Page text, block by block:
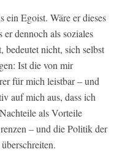
ein Egoist. Wäre er dieses
dennoch als soziales
nicht, sich selbst
Ist die von mir
für mich leistbar – und
auf mich aus, dass ich
als Vorteile
– und die Politik der